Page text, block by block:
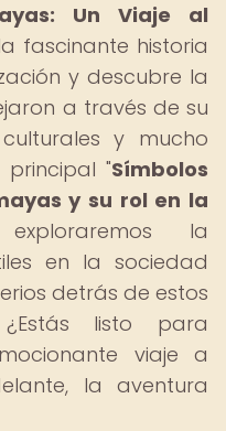
Un Viaje al
fascinante historia
y descubre la
a través de su
y mucho
principal "Símbolos
y su rol en la
la
en la sociedad
detrás de estos
listo para
viaje a
la aventura